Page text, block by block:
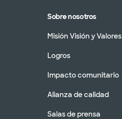
Sobre nosotros
Misión Visión y Valores
Logros
Impacto comunitario
Alianza de calidad
Salas de prensa